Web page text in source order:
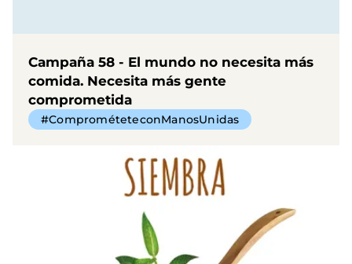
Campaña 58 - El mundo no necesita más
comida. Necesita más gente
comprometida
#ComprométeteconManosUnidas